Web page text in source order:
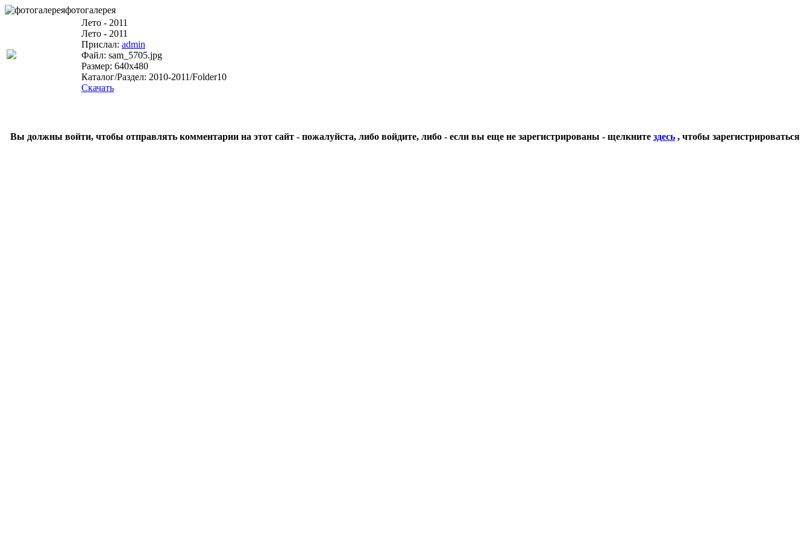
фотогалерея
Лето - 2011
Лето - 2011
Прислал: admin
Файл: sam_5705.jpg
Размер: 640x480
Каталог/Раздел: 2010-2011/Folder10
Скачать
Вы должны войти, чтобы отправлять комментарии на этот сайт - пожалуйста, либо войдите, либо - если вы еще не зарегистрированы - щелкните здесь , чтобы зарегистрироваться